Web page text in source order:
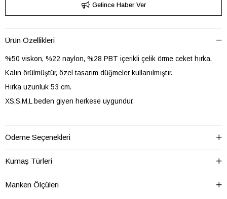
Gelince Haber Ver
Ürün Özellikleri
%50 viskon, %22 naylon, %28 PBT içerikli çelik örme ceket hırka.
Kalın örülmüştür, özel tasarım düğmeler kullanılmıştır.
Hırka uzunluk 53 cm.
XS,S,M,L beden giyen herkese uygundur.
Uzunluk: 56 cm
En: 57 cm
Trikoda bu ölçüler değişkenlik gösterir.
Ödeme Seçenekleri
Kumaş Türleri
Manken Ölçüleri